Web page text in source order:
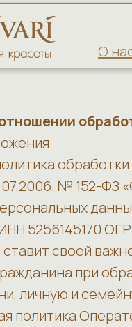
О
№ 152-ФЗ
5256145170
ставит своей
при
личную и
политика